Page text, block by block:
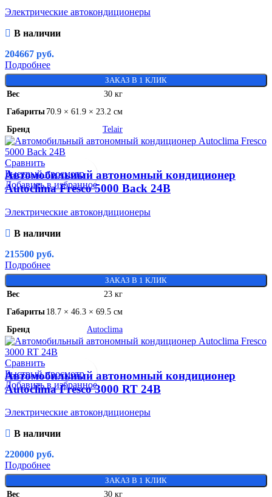
Электрические автокондиционеры
В наличии
204667 руб.
Подробнее
ЗАКАЗ В 1 КЛИК
Вес
30 кг
Габариты70.9 × 61.9 × 23.2 см
Бренд
Telair
Сравнить
Быстрый просмотр
Добавить в избранное
Автомобильный автономный кондиционер
Autoclima Fresco 5000 Back 24В
Электрические автокондиционеры
В наличии
215500 руб.
Подробнее
ЗАКАЗ В 1 КЛИК
Вес
23 кг
Габариты18.7 × 46.3 × 69.5 см
Бренд
Autoclima
Сравнить
Быстрый просмотр
Добавить в избранное
Автомобильный автономный кондиционер
Autoclima Fresco 3000 RT 24В
Электрические автокондиционеры
В наличии
220000 руб.
Подробнее
ЗАКАЗ В 1 КЛИК
Вес
30 кг